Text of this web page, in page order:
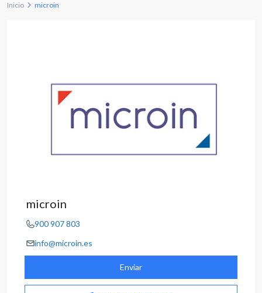
Inicio microin
microin
900 907 803
info@microin.es
Enviar